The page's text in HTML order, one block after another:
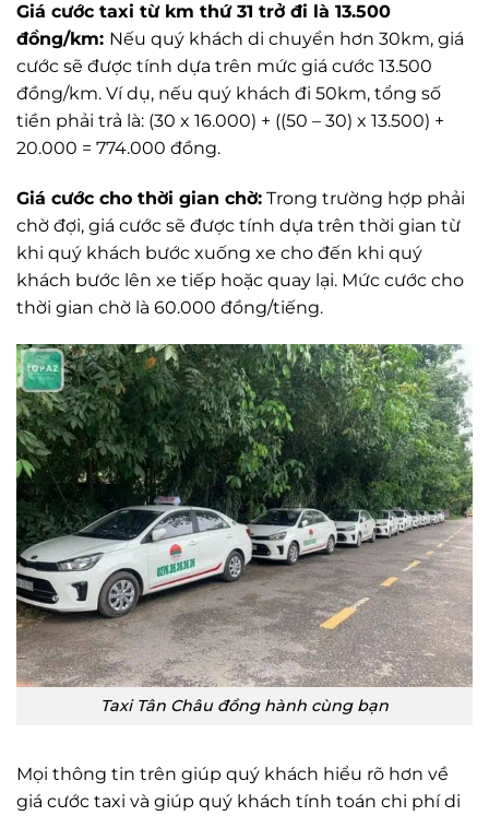
Giá cước taxi từ km thứ 31 trở đi là 13.500
đồng/km: Nếu quý khách di chuyển hơn 30km, giá
cước sẽ được tính dựa trên mức giá cước 13.500
đồng/km. Ví dụ, nếu quý khách đi 50km, tổng số
tiền phải trả là: (30 x 16.000) + ((50 – 30) x 13.500) +
20.000 = 774.000 đồng.
Giá cước cho thời gian chờ: Trong trường hợp phải
chờ đợi, giá cước sẽ được tính dựa trên thời gian từ
khi quý khách bước xuống xe cho đến khi quý
khách bước lên xe tiếp hoặc quay lại. Mức cước cho
thời gian chờ là 60.000 đồng/tiếng.
Taxi Tân Châu đồng hành cùng bạn
Mọi thông tin trên giúp quý khách hiểu rõ hơn về
giá cước taxi và giúp quý khách tính toán chi phí di